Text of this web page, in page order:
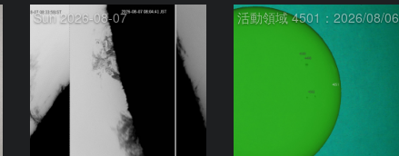
Sun 2026-08-07 活動領域 4501：2026/08/06